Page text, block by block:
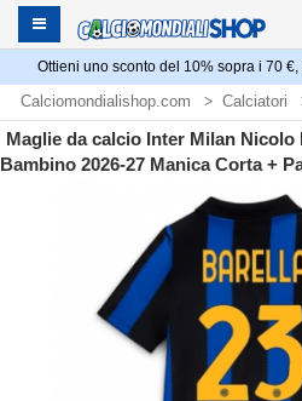
Ottieni uno sconto del 10% sopra i 70
Calciomondialishop.com Calciatori
Maglie da calcio Inter Milan Nicolo
Bambino 2026-27 Manica Corta +